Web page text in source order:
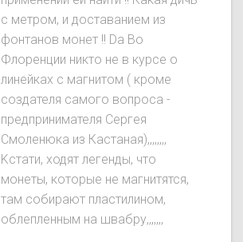
с метром, и доставанием из
фонтанов монет !! Da Во
Флоренции никто не в курсе о
линейках с магнитом ( кроме
создателя самого вопроса -
предпринимателя Сергея
Смоленюка из Кастаная),,,,,,,,
Kстати, ходят легенды, что
монеты, которые не магнитятся,
там собирают пластилином,
облепленным на швабру,,,,,,,